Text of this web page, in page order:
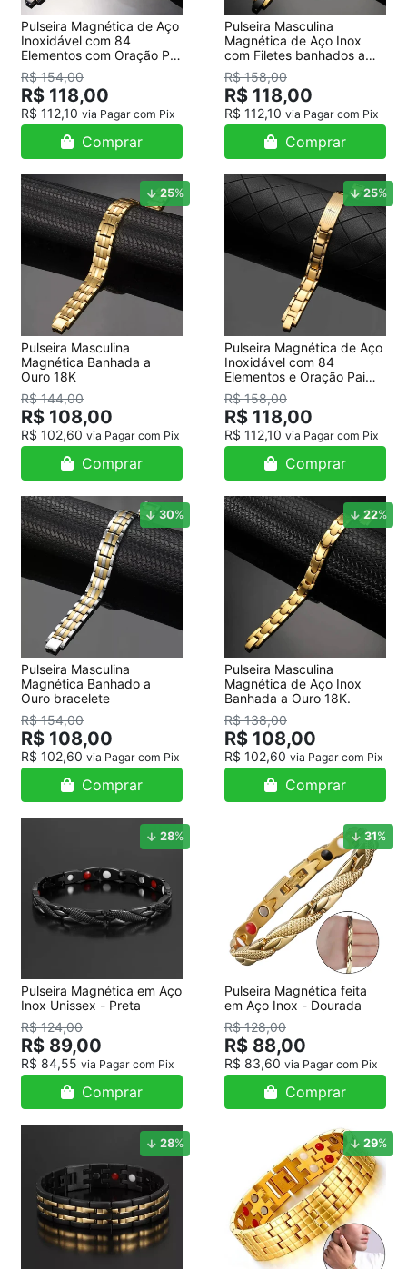
Pulseira Magnética de Aço
Inoxidável com 84
Elementos com Oração Pai
Nosso
R$ 154,00
R$ 118,00
R$ 112,10 via Pagar com Pix
Comprar
Pulseira Masculina
Magnética de Aço Inox
com Filetes banhados a
Ouro 18K
R$ 158,00
R$ 118,00
R$ 112,10 via Pagar com Pix
Comprar
25%
Pulseira Masculina
Magnética Banhada a
Ouro 18K
R$ 144,00
R$ 108,00
R$ 102,60 via Pagar com Pix
Comprar
25%
Pulseira Magnética de Aço
Inoxidável com 84
Elementos e Oração Pai
Nosso - Dourada
R$ 158,00
R$ 118,00
R$ 112,10 via Pagar com Pix
Comprar
30%
Pulseira Masculina
Magnética Banhado a
Ouro bracelete
R$ 154,00
R$ 108,00
R$ 102,60 via Pagar com Pix
Comprar
22%
Pulseira Masculina
Magnética de Aço Inox
Banhada a Ouro 18K.
R$ 138,00
R$ 108,00
R$ 102,60 via Pagar com Pix
Comprar
28%
Pulseira Magnética em Aço
Inox Unissex - Preta
R$ 124,00
R$ 89,00
R$ 84,55 via Pagar com Pix
Comprar
31%
Pulseira Magnética feita
em Aço Inox - Dourada
R$ 128,00
R$ 88,00
R$ 83,60 via Pagar com Pix
Comprar
28% 29%